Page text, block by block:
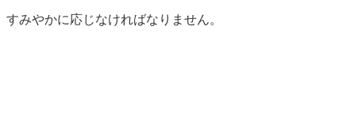
みやかに応じなければなりません。